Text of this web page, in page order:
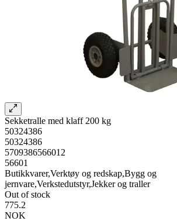
Sekketralle med klaff 200 kg
50324386
50324386
5709386566012
56601
Butikkvarer,Verktøy og redskap,Bygg og
jernvare,Verkstedutstyr,Jekker og traller
Out of stock
775.2
NOK